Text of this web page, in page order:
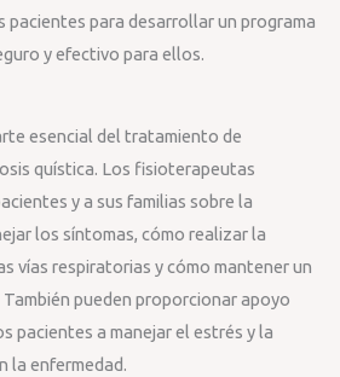
pacientes para desarrollar un programa
y efectivo para ellos.
esencial del tratamiento de
quística. Los fisioterapeutas
y a sus familias sobre la
los síntomas, cómo realizar la
vías respiratorias y cómo mantener un
pueden proporcionar apoyo
pacientes a manejar el estrés y la
la enfermedad.